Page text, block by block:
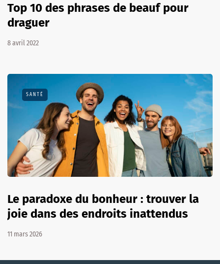
Top 10 des phrases de beauf pour
draguer
8 avril 2022
SANTÉ
Le paradoxe du bonheur : trouver la
joie dans des endroits inattendus
11 mars 2026